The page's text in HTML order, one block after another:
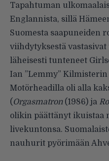
Tapahtuman
Englannista, sillä
Suomesta saapuneiden
viihdytyksestä
läheisesti tunteneet
Ian ”Lemmy”
Motörheadilla oli alla
( Orgasmatron(1986) ja
olikin päättänyt ikuistaa
livekuntonsa.
nauhurit pyörimään